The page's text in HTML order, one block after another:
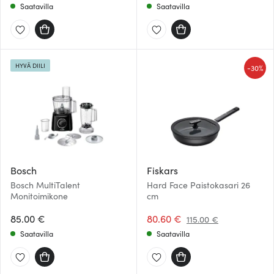
Saatavilla Saatavilla
Bosch
Bosch MultiTalent
Monitoimikone
85.00 €
HYVÄ DIILI
Saatavilla
Fiskars
Hard Face Paistokasari 26
cm
80.60 € 115.00 €
-30%
Saatavilla